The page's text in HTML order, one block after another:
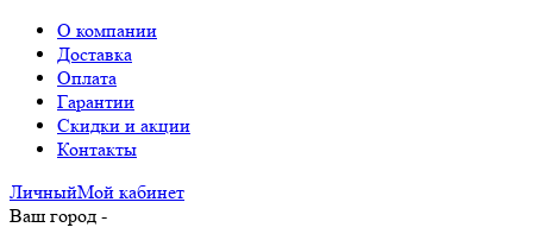
О компании
Доставка
Оплата
Гарантии
Скидки и акции
Контакты
ЛичныйМой кабинет
Ваш город -